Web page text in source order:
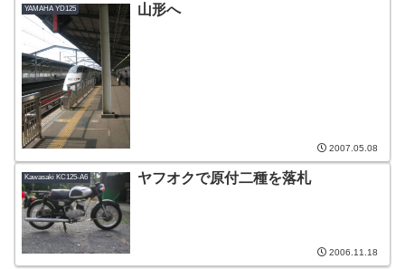
YAMAHA YD125 山形へ
2007.05.08
Kawasaki KC125-A6 ヤフオクで原付二種を落札
2006.11.18